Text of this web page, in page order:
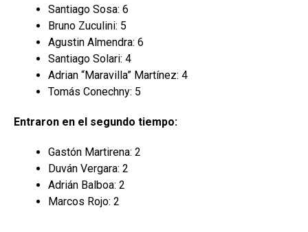
Santiago Sosa: 6
Bruno Zuculini: 5
Agustin Almendra: 6
Santiago Solari: 4
Adrian “Maravilla” Martínez: 4
Tomás Conechny: 5
Entraron en el segundo tiempo:
Gastón Martirena: 2
Duván Vergara: 2
Adrián Balboa: 2
Marcos Rojo: 2